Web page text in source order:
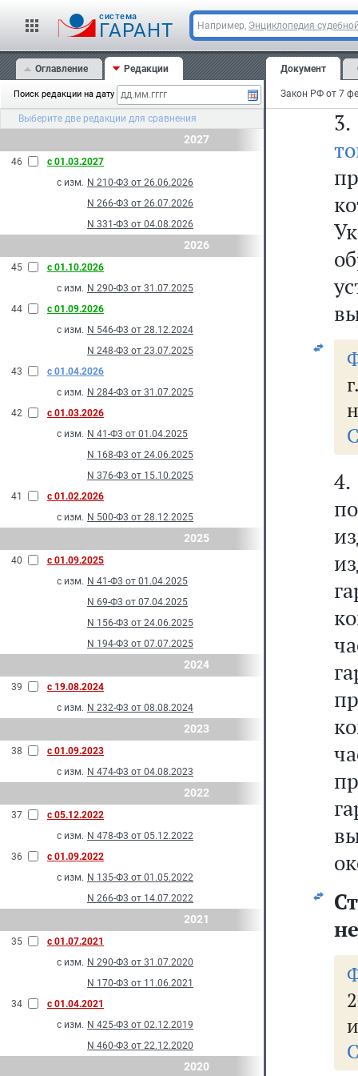
cистема
ГАРАНТ Например, Энциклопедия
Оглавление Редакции
Поиск редакции на дату
Выберите две редакции для сравнения
2027
46
с 01.03.2027
с изм. N 210-Ф3 от 26.06.2026
N 266-Ф3 от 26.07.2026
N 331-Ф3 от 04.08.2026
2026
45
с 01.10.2026
с изм. N 290-Ф3 от 31.07.2025
44
с 01.09.2026
с изм. N 546-Ф3 от 28.12.2024
N 248-Ф3 от 23.07.2025
43
с 01.04.2026
с изм. N 284-Ф3 от 31.07.2025
42
с 01.03.2026
с изм. N 41-Ф3 от 01.04.2025
N 168-Ф3 от 24.06.2025
N 376-Ф3 от 15.10.2025
41
с 01.02.2026
с изм. N 500-Ф3 от 28.12.2025
2025
40
с 01.09.2025
с изм. N 41-Ф3 от 01.04.2025
N 69-Ф3 от 07.04.2025
N 156-Ф3 от 24.06.2025
N 194-Ф3 от 07.07.2025
2024
39
с 19.08.2024
с изм. N 232-Ф3 от 08.08.2024
2023
38
с 01.09.2023
с изм. N 474-Ф3 от 04.08.2023
2022
37
с 05.12.2022
с изм. N 478-Ф3 от 05.12.2022
36
с 01.09.2022
с изм. N 135-Ф3 от 01.05.2022
N 266-Ф3 от 14.07.2022
2021
35
с 01.07.2021
с изм. N 290-Ф3 от 31.07.2020
N 170-Ф3 от 11.06.2021
34
с 01.04.2021
с изм. N 425-Ф3 от 02.12.2019
N 460-Ф3 от 22.12.2020
2020
Документ
4.